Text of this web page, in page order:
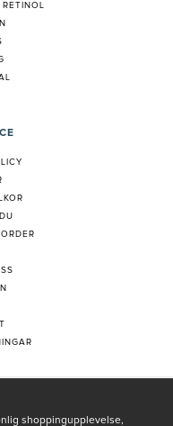
shoppingupplevelse,